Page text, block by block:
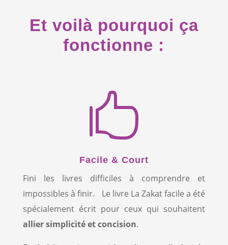
Et voilà pourquoi ça
fonctionne :

Facile & Court
Fini les livres difficiles à comprendre et
impossibles à finir. Le livre La Zakat facile a été
spécialement écrit pour ceux qui souhaitent
allier simplicité et concision.